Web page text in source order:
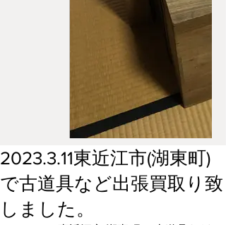
2023.3.11東近江市(湖東町)
で古道具など出張買取り致
しました。